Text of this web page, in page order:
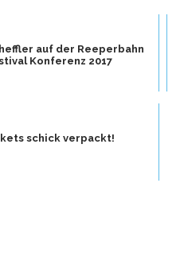
auf der Reeperbahn
Konferenz 2017
schick verpackt!